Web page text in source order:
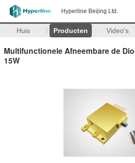
Hyperline Beijing Ltd.
Huis Producten Video's
Multifunctionele Afneembare de
15W